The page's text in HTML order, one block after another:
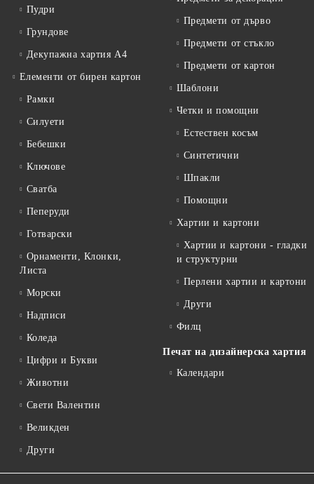
Пудри
Грундове
Декупажна хартия А4
Елементи от бирен картон
Рамки
Силуети
Бебешки
Ключове
Сватба
Пеперуди
Готварски
Орнаменти, Клонки,
Листа
Морски
Надписи
Коледа
Цифри и Букви
Животни
Свети Валентин
Великден
Други
Предмети от дърво
Предмети от стъкло
Предмети от картон
Шаблони
Четки и помощни
Естествен косъм
Синтетични
Шпакли
Помощни
Хартии и картони
Хартии и картони - гладки
и структурни
Перлени хартии и картони
Други
Филц
Печат на дизайнерска хартия
Календари